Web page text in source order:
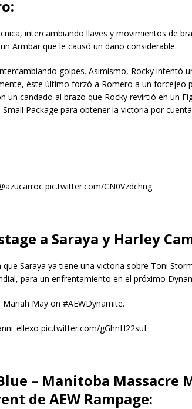
intercambiando llaves y movimientos de
Armbar que le causó un daño considerable.
golpes. Asimismo, Rocky intentó
éste último forzó a Romero a un forcejeo
un candado al brazo que Rocky revirtió en un
Package para obtener la victoria por
pic.twitter.com/CN0Vzdchng
a Saraya y Harley
Saraya ya tiene una victoria sobre Toni
para un enfrentamiento en el próximo
May on #AEWDynamite.
pic.twitter.com/gGhnH22suI
– Manitoba Massacre
de AEW Rampage: